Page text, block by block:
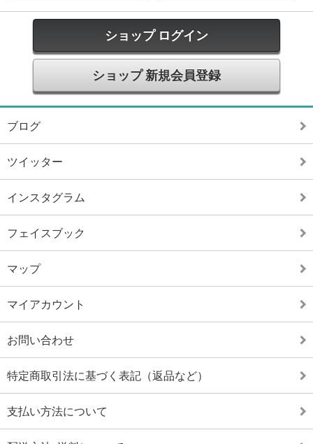
ショップ ログイン
ショップ 新規会員登録
ブログ
ツイッター
インスタグラム
フェイスブック
マップ
マイアカウント
お問い合わせ
特定商取引法に基づく表記（返品など）
支払い方法について